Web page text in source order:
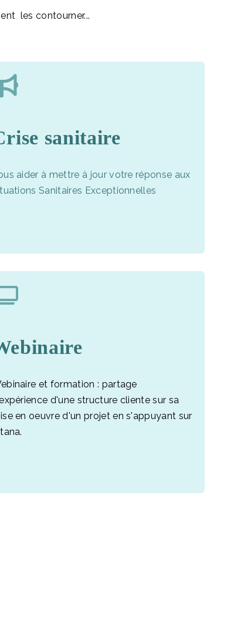
les contourner...
sanitaire
aider à mettre à jour votre réponse aux
Sanitaires Exceptionnelles
et formation : partage
d'une structure cliente sur sa
en oeuvre d'un projet en s'appuyant sur